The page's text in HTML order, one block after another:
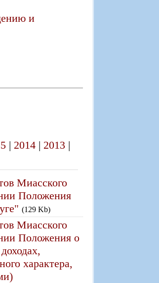
и
| 2014 | 2013 |
Миасского
Положения
(129 Kb)
Миасского
Положения о
характера,